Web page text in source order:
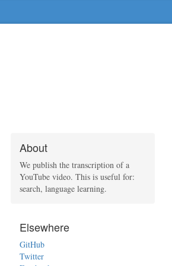
About
We publish the transcription of a
YouTube video. This is useful for:
search, language learning.
Elsewhere
GitHub
Twitter